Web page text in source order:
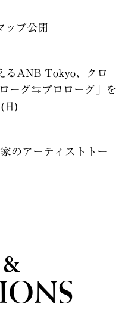
ップ公開
るANB Tokyo、クロ
ーグ⇆プロローグ」を
日)
のアーティストトー